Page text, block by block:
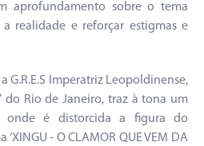
aprofundamento sobre o tema
realidade e reforçar estigmas e
G.R.E.S Imperatriz Leopoldinense,
do Rio de Janeiro, traz à tona um
onde é distorcida a figura do
- O CLAMOR QUE VEM DA